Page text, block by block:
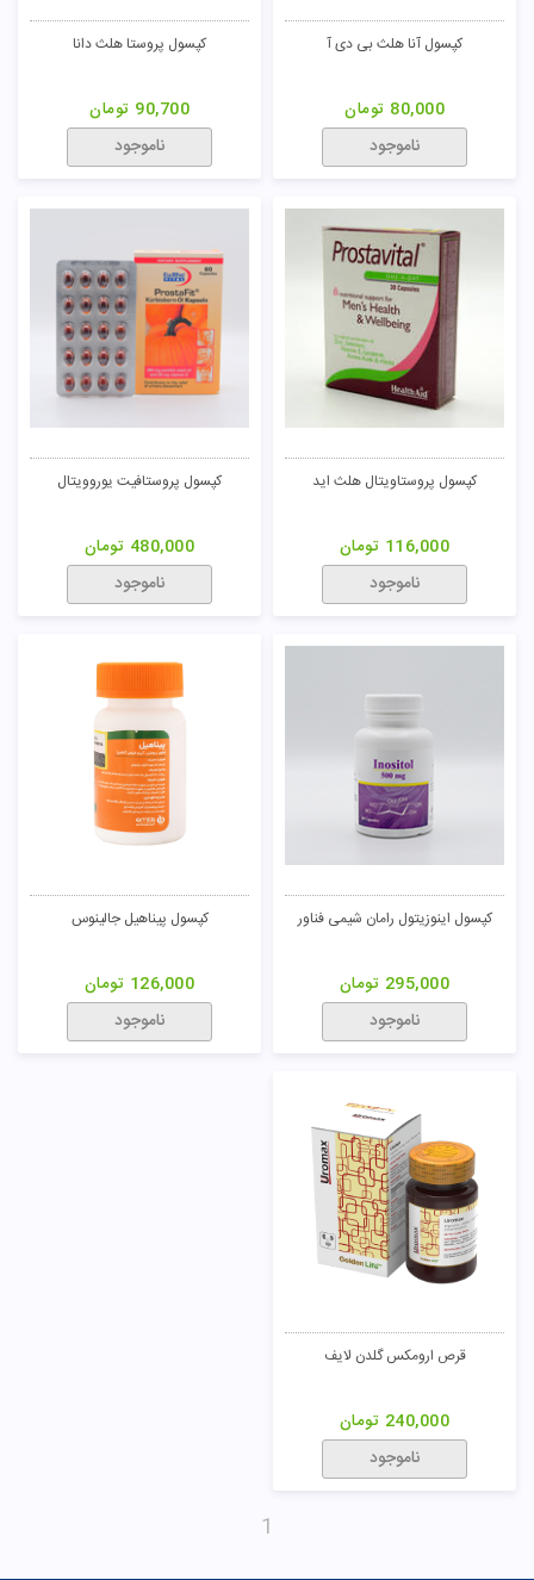
کپسول آنا هلث بی دی آ
80,000 تومان
ناموجود
کپسول پروستا هلث دانا
90,700 تومان
ناموجود
کپسول پروستاویتال هلث اید
116,000 تومان
ناموجود
کپسول پروستافیت یوروویتال
480,000 تومان
ناموجود
کپسول اینوزیتول رامان شیمی فناور
295,000 تومان
ناموجود
کپسول پیناهیل جالینوس
126,000 تومان
ناموجود
قرص ارومکس گلدن لایف
240,000 تومان
ناموجود
1